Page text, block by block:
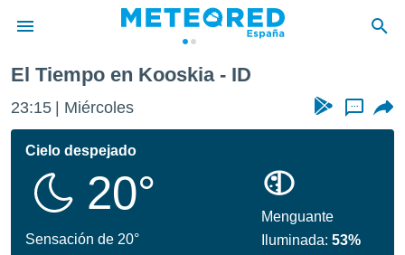
de
por
se
calidad.
a este
las
El Tiempo en Kooskia - ID
23:15 Miércoles ...
Cielo despejado
20°
Sensación de 20°
Menguante
Iluminada:53%